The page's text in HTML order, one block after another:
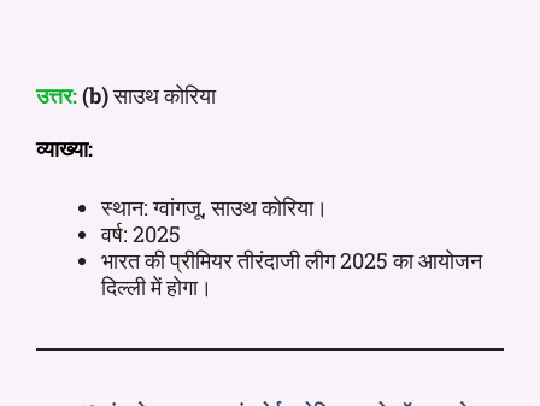
उत्तर:(b)साउथ कोरिया
व्याख्या:
स्थान: ग्वांगजू, साउथ कोरिया।
वर्ष: 2025
भारत की प्रीमियर तीरंदाजी लीग 2025 का आयोजन
दिल्ली में होगा।